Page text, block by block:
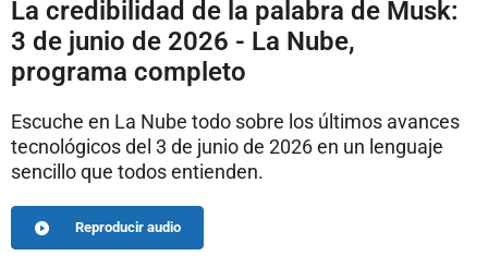
La credibilidad de la palabra de Musk:
3 de junio de 2026 - La Nube,
programa completo
Escuche en La Nube todo sobre los últimos avances
tecnológicos del 3 de junio de 2026 en un lenguaje
sencillo que todos entienden.
Reproducir audio